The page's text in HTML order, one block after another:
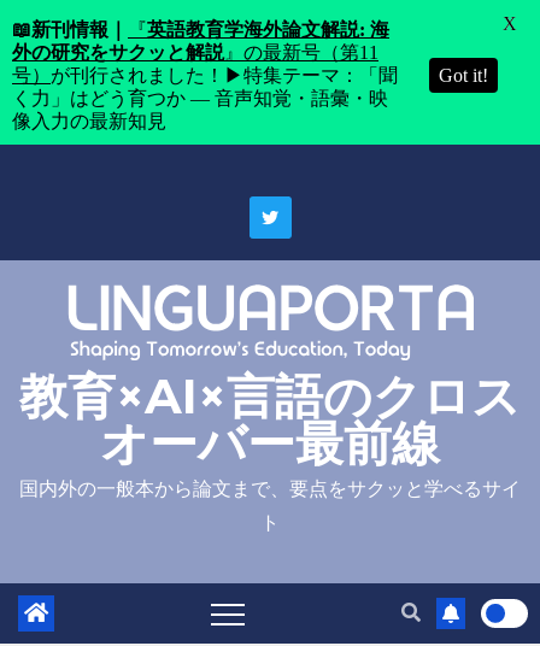
教育×AI×言語のクロス
オーバー最前線
国内外の一般本から論文まで、要点をサクッと学べるサイ
ト
📖新刊情報｜ 『英語教育学海外論文解説: 海
外の研究をサクッと解説』の最新号（第11
号） が刊行されました！▶特集テーマ：「聞
く力」はどう育つか ― 音声知覚・語彙・映
像入力の最新知見
Got it!
X